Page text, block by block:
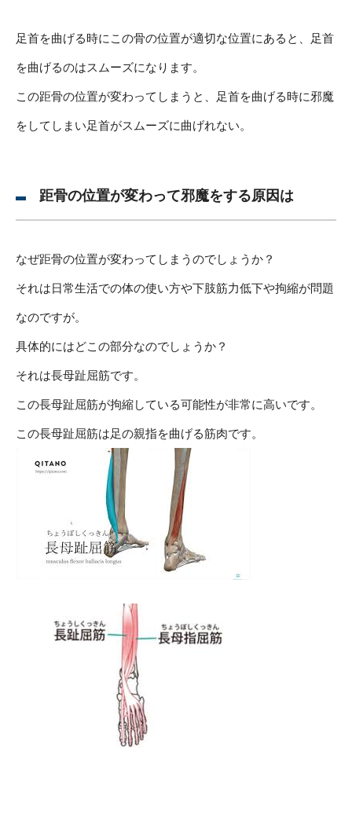
足首を曲げる時にこの骨の位置が適切な位置にあると、足首
を曲げるのはスムーズになります。
この距骨の位置が変わってしまうと、足首を曲げる時に邪魔
をしてしまい足首がスムーズに曲げれない。
距骨の位置が変わって邪魔をする原因は
なぜ距骨の位置が変わってしまうのでしょうか？
それは日常生活での体の使い方や下肢筋力低下や拘縮が問題
なのですが。
具体的にはどこの部分なのでしょうか？
それは長母趾屈筋です。
この長母趾屈筋が拘縮している可能性が非常に高いです。
この長母趾屈筋は足の親指を曲げる筋肉です。